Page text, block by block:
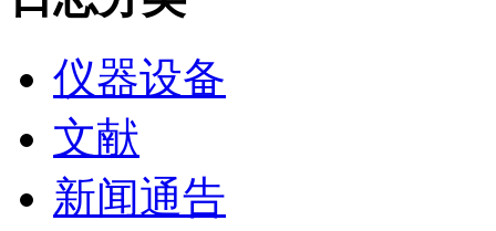
仪器设备
文献
新闻通告